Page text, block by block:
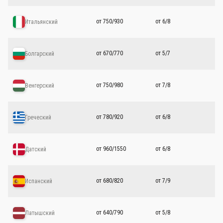
Итальянский от 750/930 от 6/8
Болгарский от 670/770 от 5/7
Венгерский от 750/980 от 7/8
Греческий от 780/920 от 6/8
Датский от 960/1550 от 6/8
Испанский от 680/820 от 7/9
Латышский от 640/790 от 5/8